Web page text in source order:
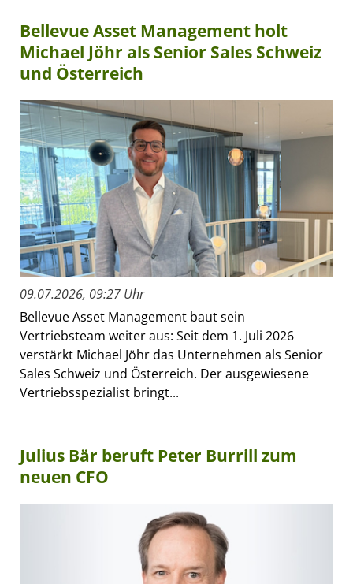
Bellevue Asset Management holt
Michael Jöhr als Senior Sales Schweiz
und Österreich
09.07.2026, 09:27 Uhr
Bellevue Asset Management baut sein
Vertriebsteam weiter aus: Seit dem 1. Juli 2026
verstärkt Michael Jöhr das Unternehmen als Senior
Sales Schweiz und Österreich. Der ausgewiesene
Vertriebsspezialist bringt...
Julius Bär beruft Peter Burrill zum
neuen CFO